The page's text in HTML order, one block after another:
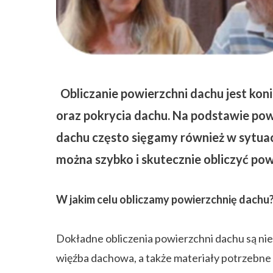
ZAPISZ SIĘ
Obliczanie powierzchni dachu jest
oraz pokrycia dachu. Na podstawie
dachu często sięgamy również w
można szybko i skutecznie obliczyć
W jakim celu obliczamy powierzchnię
Dokładne obliczenia powierzchni dachu są
więźba dachowa, a także materiały